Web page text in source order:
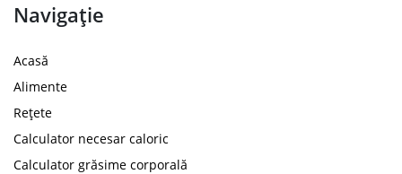
Navigație
Acasă
Alimente
Rețete
Calculator necesar caloric
Calculator grăsime corporală